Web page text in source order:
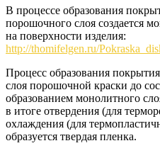
В процессе образования
порошочного слоя создается
на поверхности изделия:
http://thomifelgen.ru/
Процесс образования
слоя порошочной краски до
образованием монолитного
в итоге отвердения (для
охлаждения (для
образуется твердая пленка.